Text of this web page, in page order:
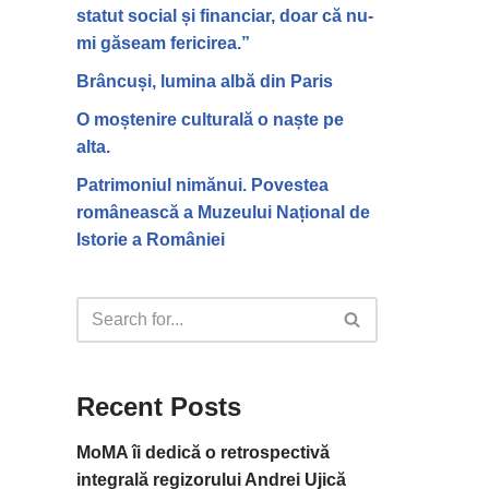
statut social și financiar, doar că nu-
mi găseam fericirea.”
Brâncuși, lumina albă din Paris
O moștenire culturală o naște pe
alta.
Patrimoniul nimănui. Povestea
românească a Muzeului Național de
Istorie a României
Recent Posts
MoMA îi dedică o retrospectivă
integrală regizorului Andrei Ujică